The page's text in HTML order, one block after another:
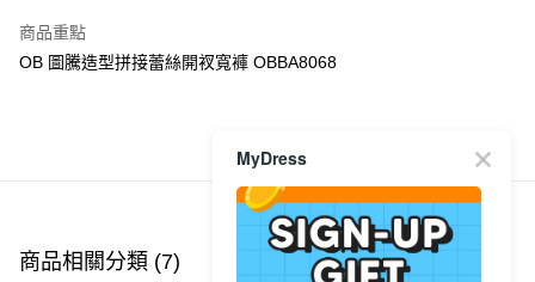
PayMe
每筆HK$40.00，滿HK$350.00或以上免運費
付款後順豐站及營業點
商品重點
OB 圖騰造型拼接蕾絲開衩寬褲 OBBA8068
商品推薦
商品相關分類 (7)
MyDress